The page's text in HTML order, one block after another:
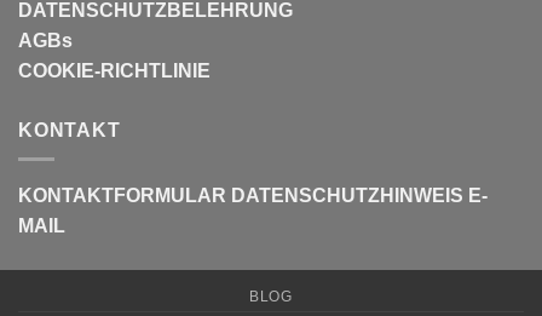
DATENSCHUTZBELEHRUNG
AGBs
COOKIE-RICHTLINIE
KONTAKT
KONTAKTFORMULAR DATENSCHUTZHINWEIS E-
MAIL
BLOG